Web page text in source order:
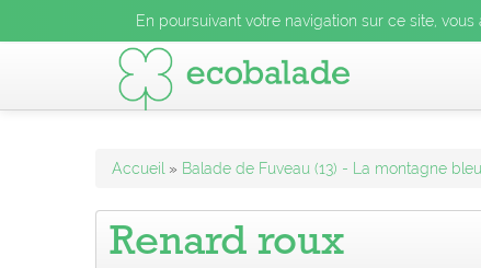
En poursuivant votre navigation sur ce site,
En poursuivant votre navigation sur ce site,
En poursuivant votre navigation sur ce site, vous
Accueil » Balade de Fuveau (13) - La montagne
Renard roux